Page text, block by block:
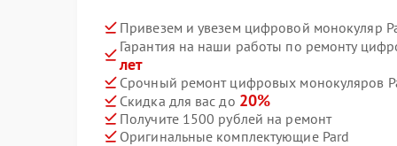
Привезем и увезем цифровой монокуляр
Гарантия на наши работы по ремонту
лет
Срочный ремонт цифровых монокуляров
Скидка для вас до 20%
Получите 1500 рублей на ремонт
Оригинальные комплектующие Pard